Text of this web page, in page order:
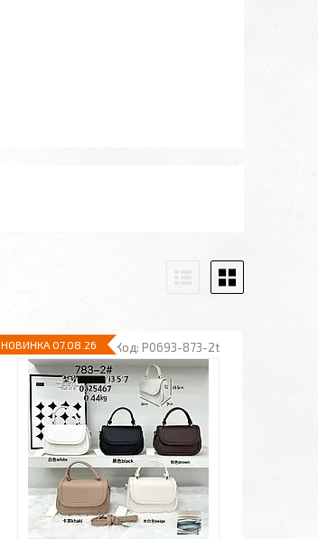
P0693-873-2t
НОВИНКА 07.08.26